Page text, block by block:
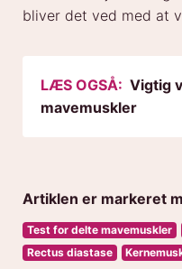
bliver det ved med at
LÆS OGSÅ: Vigtig
mavemuskler
Artiklen er markeret
Test for delte mavemuskler
Rectus diastase